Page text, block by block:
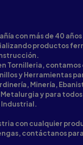
con más de 40
productos
Tornilleria, contamos
y Herramientas
Minería,
y para todos
Industrial.
con cualquier
contáctanos